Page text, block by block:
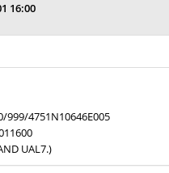
16:00
999/4751N10646E005
UAL7.)